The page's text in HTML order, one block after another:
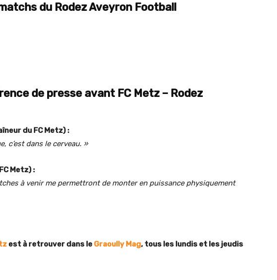
du Rodez Aveyron Football
de presse avant FC Metz – Rodez
du FC Metz) :
c’est dans le cerveau. »
Metz) :
à venir me permettront de monter en puissance physiquement
est à retrouver dans le Graoully Mag, tous les lundis et les jeudis